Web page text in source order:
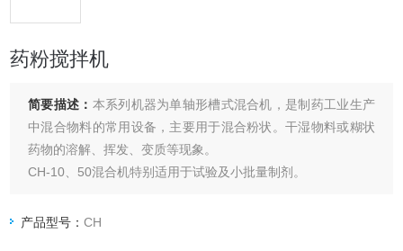
药粉搅拌机
简要描述： 本系列机器为单轴形槽式混合机，是制药工业生产
中混合物料的常用设备，主要用于混合粉状。干湿物料或糊状
药物的溶解、挥发、变质等现象。
CH-10、50混合机特别适用于试验及小批量制剂。
产品型号：CH